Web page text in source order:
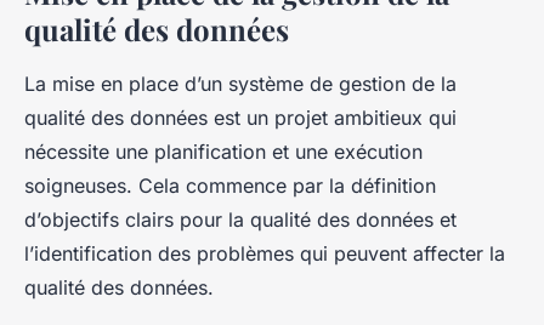
qualité des données
La mise en place d’un système de gestion de la
qualité des données est un projet ambitieux qui
nécessite une planification et une exécution
soigneuses. Cela commence par la définition
d’objectifs clairs pour la qualité des données et
l’identification des problèmes qui peuvent affecter la
qualité des données.